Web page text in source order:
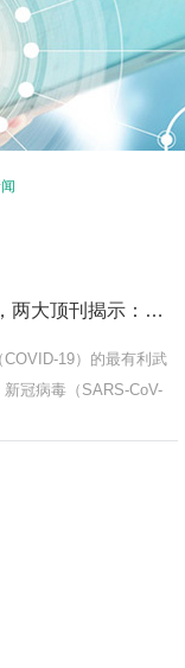
南京新冠感染者多为疫苗接种者，两大顶刊揭示：为何疫苗防不住病毒？
19）的最有利武
冠病毒（SARS-CoV-